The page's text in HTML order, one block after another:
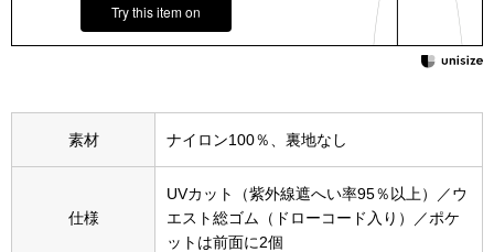
Miss Kyouko／ミスキョウコ
財布／小物
ポーチ
Try this item on
素材 ナイロン100％、裏地なし
仕様
UVカット（紫外線遮へい率95％以上）／ウ
エスト総ゴム（ドローコード入り）／ポケ
ットは前面に2個